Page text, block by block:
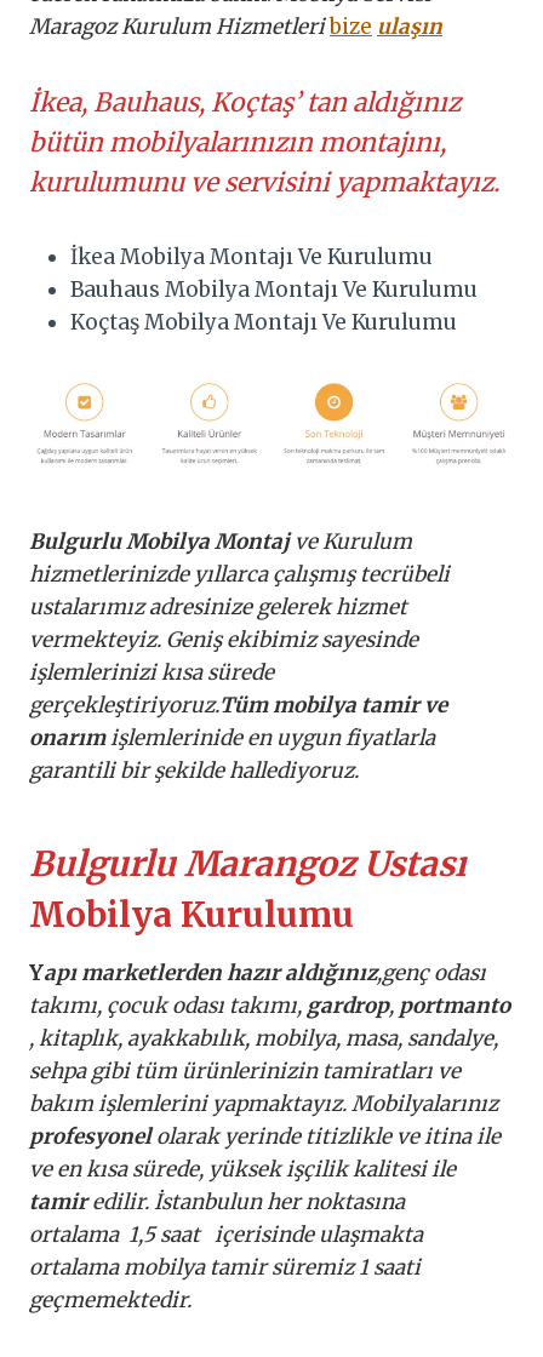
Maragoz Kurulum Hizmetleribize ulaşın
İkea, Bauhaus, Koçtaş’ tan aldığınız
bütün mobilyalarınızın montajını,
kurulumunu ve servisini yapmaktayız.
İkea Mobilya Montajı Ve Kurulumu
Bauhaus Mobilya Montajı Ve Kurulumu
Koçtaş Mobilya Montajı Ve Kurulumu
Bulgurlu Mobilya Montajve Kurulum
hizmetlerinizde yıllarca çalışmış tecrübeli
ustalarımız adresinize gelerek hizmet
vermekteyiz. Geniş ekibimiz sayesinde
işlemlerinizi kısa sürede
gerçekleştiriyoruz.Tüm mobilya tamir ve
onarımişlemlerinide en uygun fiyatlarla
garantili bir şekilde hallediyoruz.
Bulgurlu Marangoz Ustası
Mobilya Kurulumu
Yapı marketlerden hazır aldığınız,genç odası
takımı, çocuk odası takımı, gardrop, portmanto
, kitaplık, ayakkabılık, mobilya, masa, sandalye,
sehpa gibi tüm ürünlerinizin tamiratları ve
bakım işlemlerini yapmaktayız. Mobilyalarınız
profesyonelolarak yerinde titizlikle ve itina ile
ve en kısa sürede, yüksek işçilik kalitesi ile
tamiredilir. İstanbulun her noktasına
ortalama 1,5 saat içerisinde ulaşmakta
ortalama mobilya tamir süremiz 1 saati
geçmemektedir.